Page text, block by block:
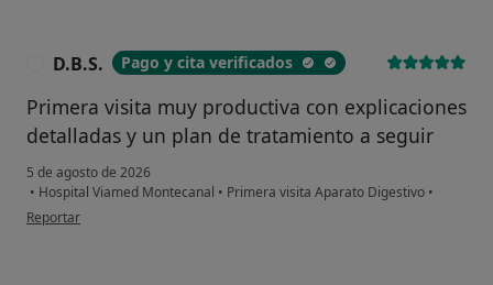
D.B.S. Pago y cita verificados
Primera visita muy productiva con explicaciones
detalladas y un plan de tratamiento a seguir
5 de agosto de 2026
• Hospital Viamed Montecanal • Primera visita Aparato Digestivo •
en opinión del usuario D.B.S.
Reportar